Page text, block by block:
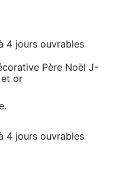
4 jours ouvrables
Père Noël J-
or
4 jours ouvrables